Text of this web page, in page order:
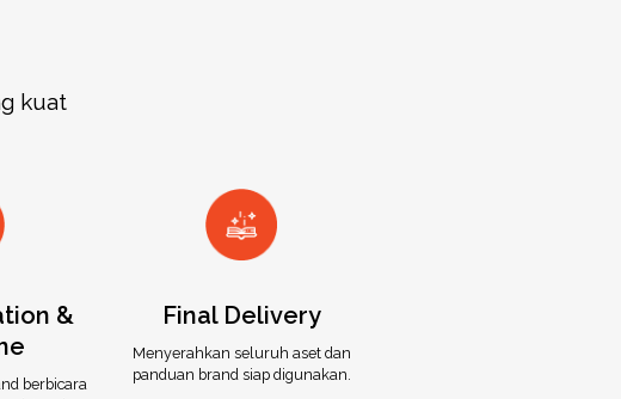
kuat
&
berbicara
Final Delivery
Menyerahkan seluruh aset dan
panduan brand siap digunakan.